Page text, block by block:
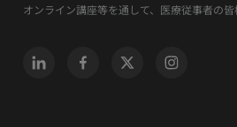
オンライン講座等を通して、医療従事者の